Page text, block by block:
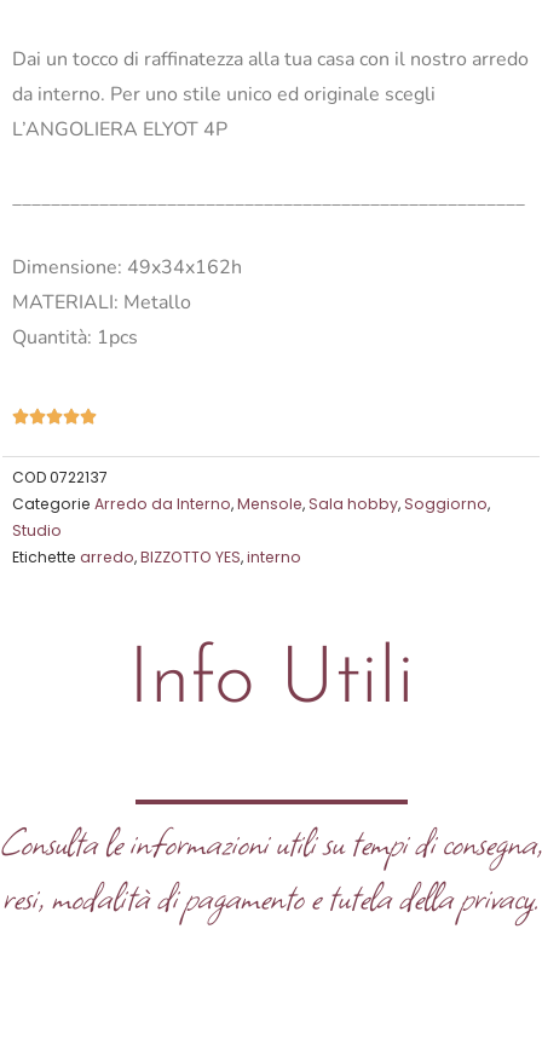
Dai un tocco di raffinatezza alla tua casa con il nostro arredo
da interno. Per uno stile unico ed originale scegli
L’ANGOLIERA ELYOT 4P
_____________________________________________________
Dimensione: 49x34x162h
MATERIALI: Metallo
Quantità: 1pcs
Valutazione
su
5
COD0722137
Categorie Arredo da Interno,Mensole,Sala hobby,Soggiorno,
Studio
Etichette arredo,BIZZOTTO YES,interno
Info Utili
Consulta le informazioni utili su tempi di consegna,
resi, modalità di pagamento e tutela della privacy.